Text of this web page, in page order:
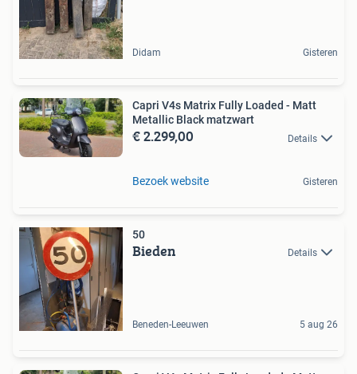
Didam Gisteren
Capri V4s Matrix Fully Loaded - Matt
Metallic Black matzwart
€ 2.299,00 Details
Bezoek website Gisteren
50
Bieden Details
Beneden-Leeuwen 5 aug 26